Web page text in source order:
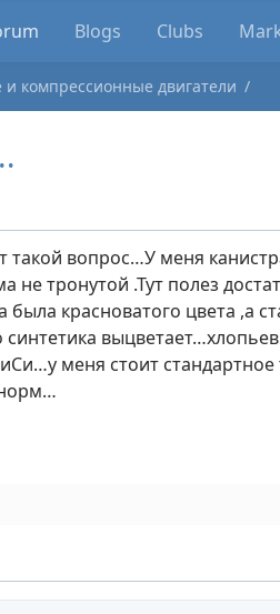
Blogs Clubs
компрессионные двигатели
такой вопрос…У меня
не тронутой .Тут полез
была красноватого цвета ,а
меня стоит